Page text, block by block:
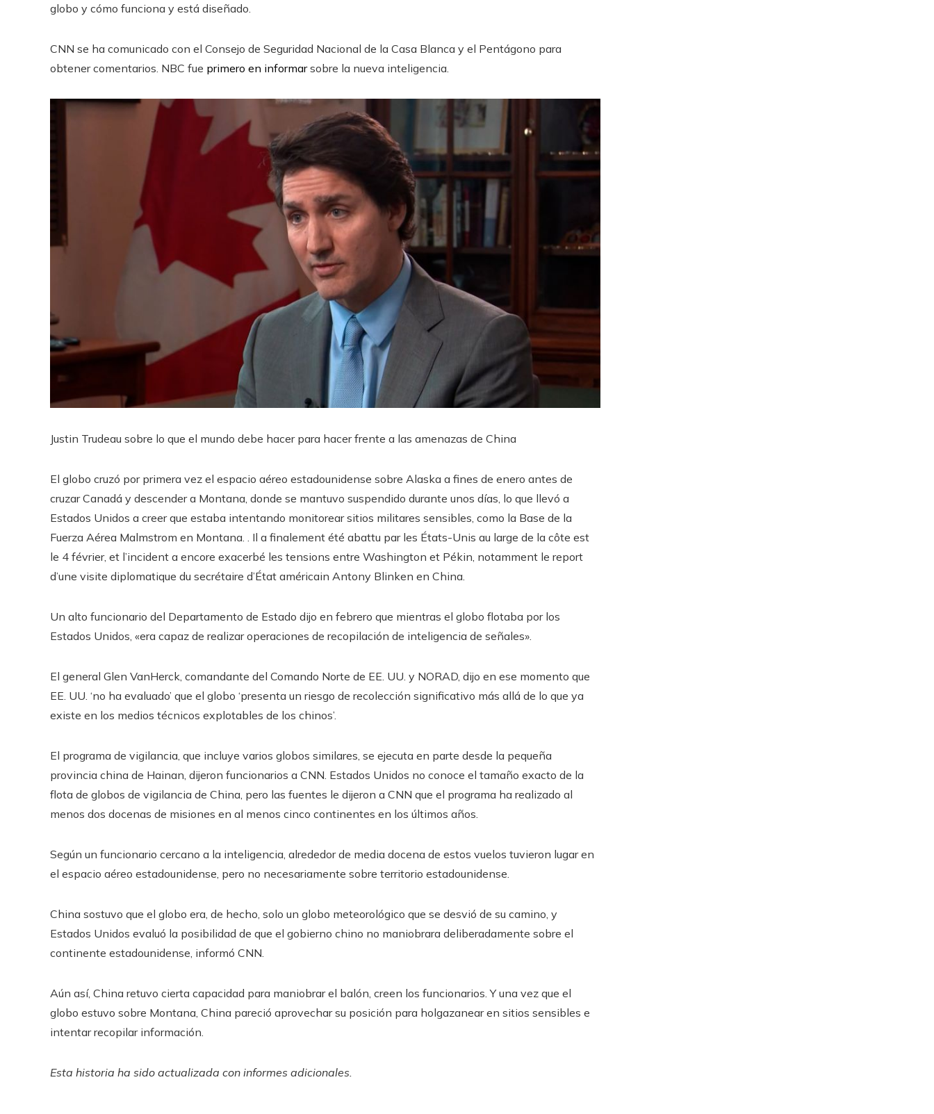
globo y cómo funciona y está diseñado.
CNN se ha comunicado con el Consejo de Seguridad Nacional de la Casa Blanca y el Pentágono para
obtener comentarios. NBC fue primero en informarsobre la nueva inteligencia.
Justin Trudeau sobre lo que el mundo debe hacer para hacer frente a las amenazas de China
El globo cruzó por primera vez el espacio aéreo estadounidense sobre Alaska a fines de enero antes de
cruzar Canadá y descender a Montana, donde se mantuvo suspendido durante unos días, lo que llevó a
Estados Unidos a creer que estaba intentando monitorear sitios militares sensibles, como la Base de la
Fuerza Aérea Malmstrom en Montana. . Il a finalement été abattu par les États-Unis au large de la côte est
le 4 février, et l’incident a encore exacerbé les tensions entre Washington et Pékin, notamment le report
d’une visite diplomatique du secrétaire d’État américain Antony Blinken en China.
Un alto funcionario del Departamento de Estado dijo en febrero que mientras el globo flotaba por los
Estados Unidos, «era capaz de realizar operaciones de recopilación de inteligencia de señales».
El general Glen VanHerck, comandante del Comando Norte de EE. UU. y NORAD, dijo en ese momento que
EE. UU. ‘no ha evaluado’ que el globo ‘presenta un riesgo de recolección significativo más allá de lo que ya
existe en los medios técnicos explotables de los chinos’.
El programa de vigilancia, que incluye varios globos similares, se ejecuta en parte desde la pequeña
provincia china de Hainan, dijeron funcionarios a CNN. Estados Unidos no conoce el tamaño exacto de la
flota de globos de vigilancia de China, pero las fuentes le dijeron a CNN que el programa ha realizado al
menos dos docenas de misiones en al menos cinco continentes en los últimos años.
Según un funcionario cercano a la inteligencia, alrededor de media docena de estos vuelos tuvieron lugar en
el espacio aéreo estadounidense, pero no necesariamente sobre territorio estadounidense.
China sostuvo que el globo era, de hecho, solo un globo meteorológico que se desvió de su camino, y
Estados Unidos evaluó la posibilidad de que el gobierno chino no maniobrara deliberadamente sobre el
continente estadounidense, informó CNN.
Aún así, China retuvo cierta capacidad para maniobrar el balón, creen los funcionarios. Y una vez que el
globo estuvo sobre Montana, China pareció aprovechar su posición para holgazanear en sitios sensibles e
intentar recopilar información.
Esta historia ha sido actualizada con informes adicionales.